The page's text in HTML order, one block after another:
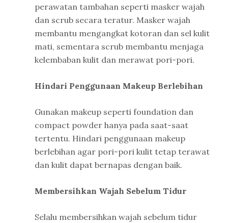
perawatan tambahan seperti masker wajah
dan scrub secara teratur. Masker wajah
membantu mengangkat kotoran dan sel kulit
mati, sementara scrub membantu menjaga
kelembaban kulit dan merawat pori-pori.
Hindari Penggunaan Makeup Berlebihan
Gunakan makeup seperti foundation dan
compact powder hanya pada saat-saat
tertentu. Hindari penggunaan makeup
berlebihan agar pori-pori kulit tetap terawat
dan kulit dapat bernapas dengan baik.
Membersihkan Wajah Sebelum Tidur
Selalu membersihkan wajah sebelum tidur